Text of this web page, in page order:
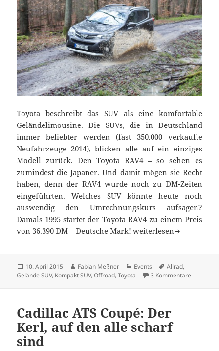
Toyota beschreibt das SUV als eine komfortable
Geländelimousine. Die SUVs, die in Deutschland
immer beliebter werden (fast 350.000 verkaufte
Neufahrzeuge 2014), blicken alle auf ein einziges
Modell zurück. Den Toyota RAV4 – so sehen es
zumindest die Japaner. Und damit mögen sie Recht
haben, denn der RAV4 wurde noch zu DM-Zeiten
eingeführten. Welches SUV könnte heute noch
auswendig den Umrechnungskurs aufsagen?
Damals 1995 startet der Toyota RAV4 zu einem Preis
von 36.390 DM – Deutsche Mark!Toyota RAV4 Edition-S:
weiterlesen
Veröffentlicht
am
10. April 2015 Autor
Fabian Meßner Kategorien
Events Schlagwörter
Allrad,
Gelände SUV, Kompakt SUV,Offroad,Toyota 3 Kommentare
Cadillac ATS Coupé: Der
Kerl, auf den alle scharf
sind